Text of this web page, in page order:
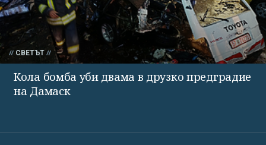
СВЕТЪТ
Кола бомба уби двама в друзко предградие
на Дамаск